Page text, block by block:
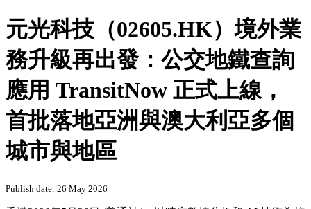
元光科技（02605.HK）境外業
務升級再出發：公交地鐵查詢
應用 TransitNow 正式上線，
首批落地亞洲與澳大利亞多個
城市與地區
Publish date: 26 May 2026